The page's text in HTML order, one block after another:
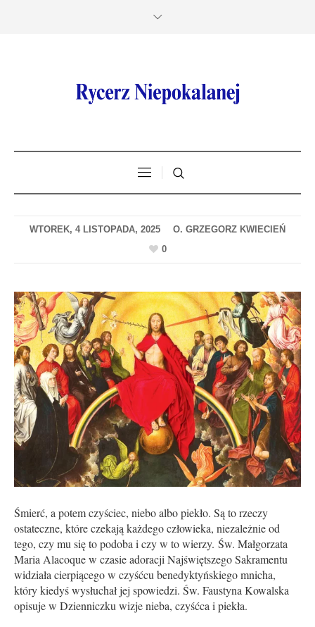
WTOREK, 4 LISTOPADA, 2025
0
Śmierć, a potem czyściec, niebo albo piekło. Są to rzeczy
ostateczne, które czekają każdego człowieka, niezależnie od
tego, czy mu się to podoba i czy w to wierzy. Św. Małgorzata
Maria Alacoque w czasie adoracji Najświętszego Sakramentu
widziała cierpiącego w czyśćcu benedyktyńskiego mnicha,
który kiedyś wysłuchał jej spowiedzi. Św. Faustyna Kowalska
opisuje w Dzienniczku wizje nieba, czyśćca i piekła.